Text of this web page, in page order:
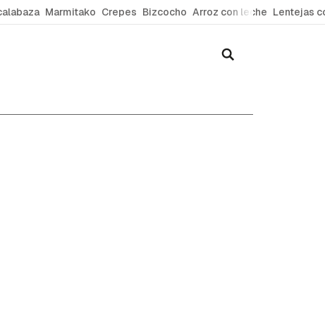
Marmitako Crepes Bizcocho Arroz con leche Lentejas